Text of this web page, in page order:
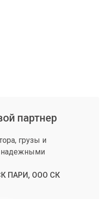
партнер
грузы и
надежными
ПАРИ, ООО СК